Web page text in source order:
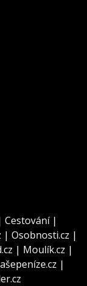
Cestování|
| Osobnosti.cz |
| Moulík.cz |
|